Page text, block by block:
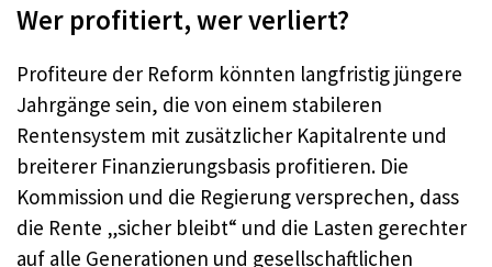
Wer profitiert, wer verliert?
Profiteure der Reform könnten langfristig jüngere
Jahrgänge sein, die von einem stabileren
Rentensystem mit zusätzlicher Kapitalrente und
breiterer Finanzierungsbasis profitieren. Die
Kommission und die Regierung versprechen, dass
die Rente „sicher bleibt“ und die Lasten gerechter
auf alle Generationen und gesellschaftlichen